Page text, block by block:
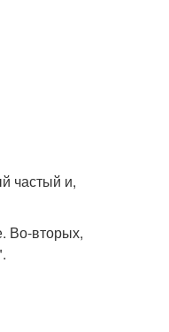
частый и,
Во-вторых,